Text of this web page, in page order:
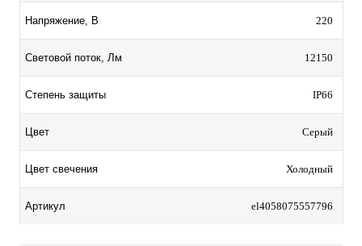
Напряжение, В 220
Световой поток, Лм 12150
Степень защиты IP66
Цвет Серый
Цвет свечения Холодный
Артикул el4058075557796